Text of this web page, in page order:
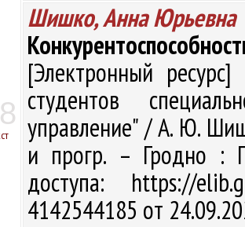
Шишко, Анна Юрьевна
[Электронный
студентов
управление" / А. Ю.
и прогр. – Гродно :
доступа: https://
4142544185 от